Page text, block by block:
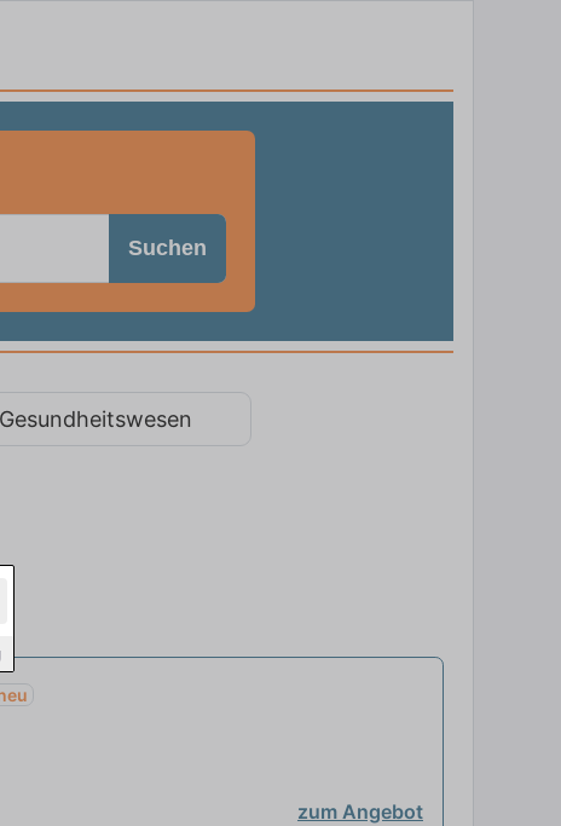
Suchen
Gesundheitswesen
zum Angebot